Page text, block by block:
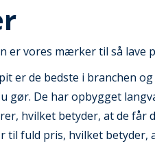
er vores mærker til så lave
er de bedste i branchen
gør. De har opbygget
hvilket betyder, at de får
til fuld pris, hvilket betyder,